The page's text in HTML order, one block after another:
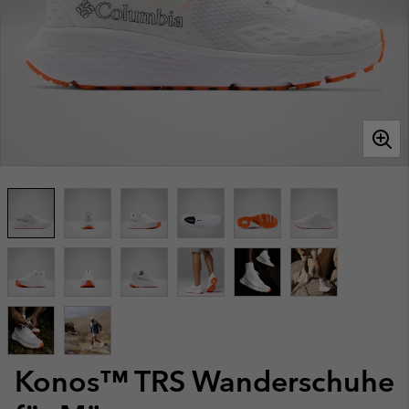
Konos™ TRS Wanderschuhe